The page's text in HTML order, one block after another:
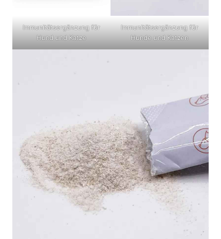
Immunitätsergänzung für
Hund und Katze
Immunitätsergänzung für
Hunde und Katzen